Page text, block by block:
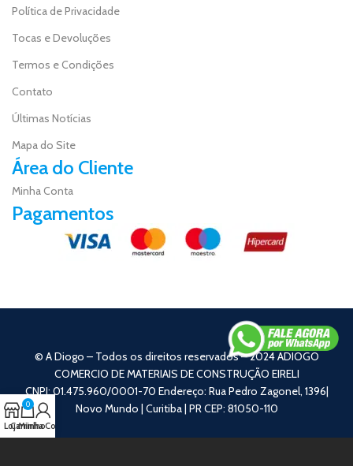
Política de Privacidade
Tocas e Devoluções
Termos e Condições
Contato
Últimas Notícias
Mapa do Site
Área do Cliente
Minha Conta
Pagamentos
© A Diogo – Todos os direitos reservados – 2024 ADIOGO
COMERCIO DE MATERIAIS DE CONSTRUÇÃO EIRELI
CNPJ: 01.475.960/0001-70 Endereço: Rua Pedro Zagonel, 1396|
Novo Mundo | Curitiba | PR CEP: 81050-110
Loja
0
Carrinho
Minha Conta